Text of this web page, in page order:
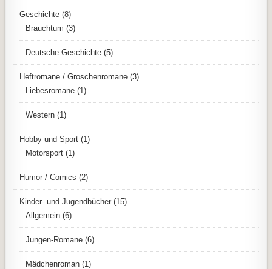
Geschichte (8)
Brauchtum (3)
Deutsche Geschichte (5)
Heftromane / Groschenromane (3)
Liebesromane (1)
Western (1)
Hobby und Sport (1)
Motorsport (1)
Humor / Comics (2)
Kinder- und Jugendbücher (15)
Allgemein (6)
Jungen-Romane (6)
Mädchenroman (1)